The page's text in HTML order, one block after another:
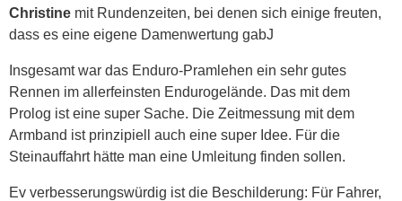
Christine mit Rundenzeiten, bei denen sich einige freuten,
dass es eine eigene Damenwertung gabJ
Insgesamt war das Enduro-Pramlehen ein sehr gutes
Rennen im allerfeinsten Endurogelände. Das mit dem
Prolog ist eine super Sache. Die Zeitmessung mit dem
Armband ist prinzipiell auch eine super Idee. Für die
Steinauffahrt hätte man eine Umleitung finden sollen.
Ev verbesserungswürdig ist die Beschilderung: Für Fahrer,